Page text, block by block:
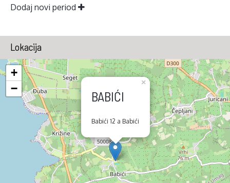
Dodaj novi period
Lokacija
BABIĆI
Babići 12 a Babići
×
+
−